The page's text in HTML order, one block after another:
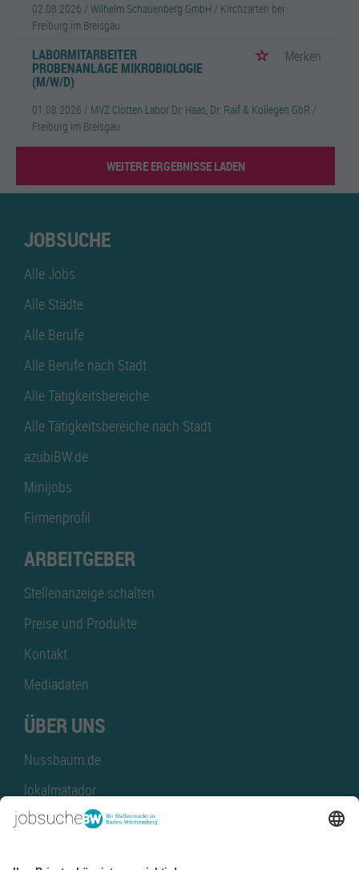
02.08.2026 / Wilhelm Schauenberg GmbH / Kirchzarten bei
Freiburg im Breisgau
LABORMITARBEITER
PROBENANLAGE MIKROBIOLOGIE
(M/W/D)
Merken
01.08.2026 / MVZ Clotten Labor Dr. Haas, Dr. Raif & Kollegen GbR /
Freiburg im Breisgau
WEITERE ERGEBNISSE LADEN
JOBSUCHE
Alle Jobs
Alle Städte
Alle Berufe
Alle Berufe nach Stadt
Alle Tätigkeitsbereiche
Alle Tätigkeitsbereiche nach Stadt
azubiBW.de
Minijobs
Firmenprofil
ARBEITGEBER
Stellenanzeige schalten
Preise und Produkte
Kontakt
Mediadaten
ÜBER UNS
Nussbaum.de
lokalmatador
kaufinBW